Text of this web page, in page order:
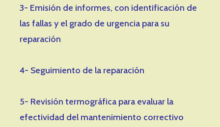
3- Emisión de informes, con identificación de
las fallas y el grado de urgencia para su
reparación
4- Seguimiento de la reparación
5- Revisión termográfica para evaluar la
efectividad del mantenimiento correctivo